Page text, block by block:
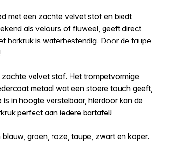
met een zachte velvet stof en biedt
als velours of fluweel, geeft direct
barkruk is waterbestendig. Door de taupe
velvet stof. Het trompetvormige
metaal wat een stoere touch geeft,
in hoogte verstelbaar, hierdoor kan de
perfect aan iedere bartafel!
groen, roze, taupe, zwart en koper.